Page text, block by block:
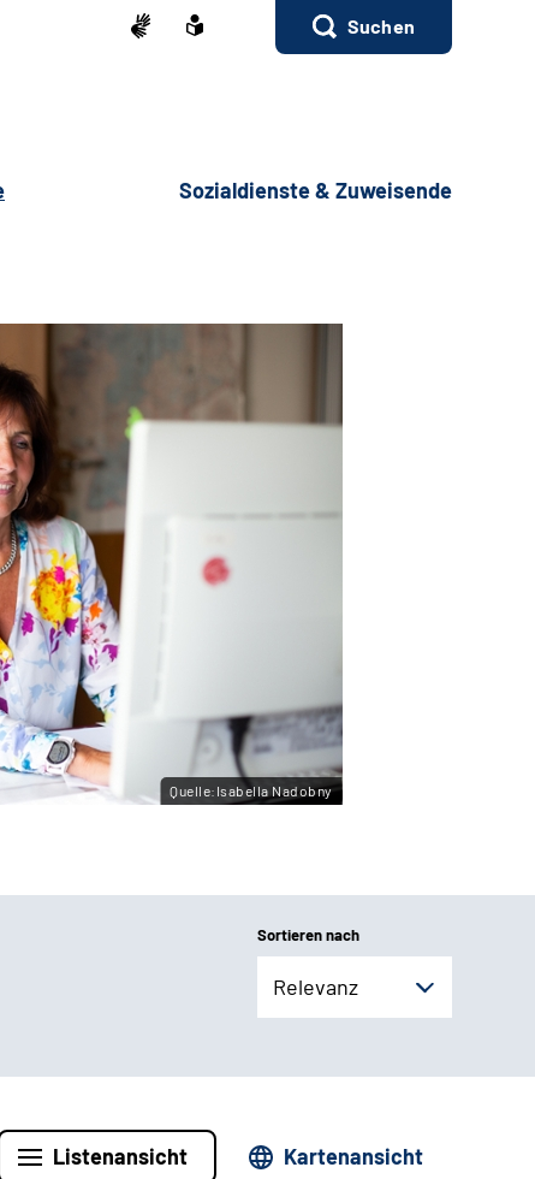
Suchen
Sozialdienste & Zuweisende
Quelle:Isabella Nadobny
Sortieren nach
Relevanz
Listenansicht Kartenansicht